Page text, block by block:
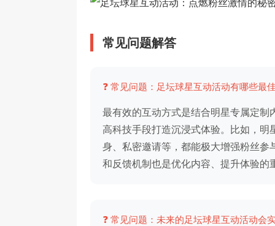
常见问题解答
❓ 常见问题：足坛球星互动活动有哪些最
最有效的互动方式是结合明星专属定制
高科技手段打造沉浸式体验。比如，明
身、私密邀请等，都能极大增强粉丝参
和反馈机制也是优化内容、提升体验的
❓ 常见问题：未来的足坛球星互动活动会